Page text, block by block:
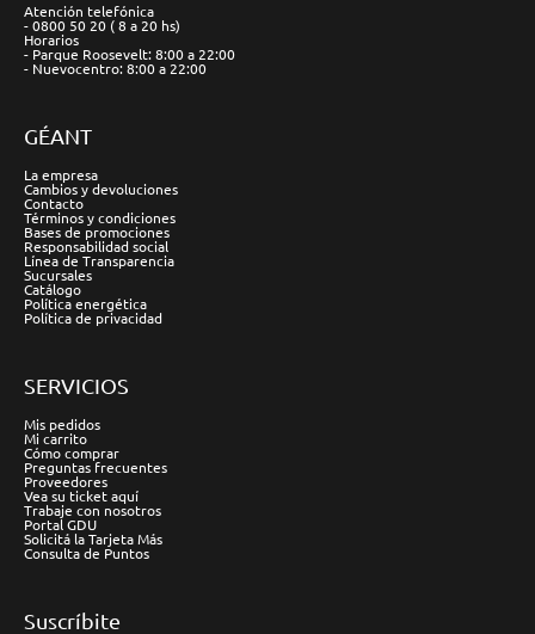
Atención telefónica
- 0800 50 20 ( 8 a 20 hs)
Horarios
- Parque Roosevelt: 8:00 a 22:00
- Nuevocentro: 8:00 a 22:00
GÉANT
La empresa
Cambios y devoluciones
Contacto
Términos y condiciones
Bases de promociones
Responsabilidad social
Línea de Transparencia
Sucursales
Catálogo
Política energética
Política de privacidad
SERVICIOS
Mis pedidos
Mi carrito
Cómo comprar
Preguntas frecuentes
Proveedores
Vea su ticket aquí
Trabaje con nosotros
Portal GDU
Solicitá la Tarjeta Más
Consulta de Puntos
Suscríbite